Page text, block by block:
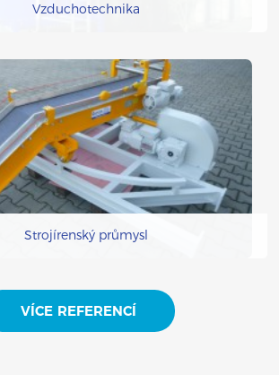
Vzduchotechnika
Strojírenský průmysl
VÍCE REFERENCÍ